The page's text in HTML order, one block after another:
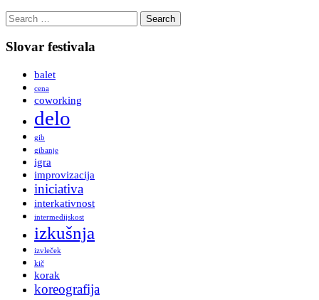
Search
for:
Slovar festivala
balet
cena
coworking
delo
gib
gibanje
igra
improvizacija
iniciativa
interkativnost
intermedijskost
izkušnja
izvleček
kič
korak
koreografija